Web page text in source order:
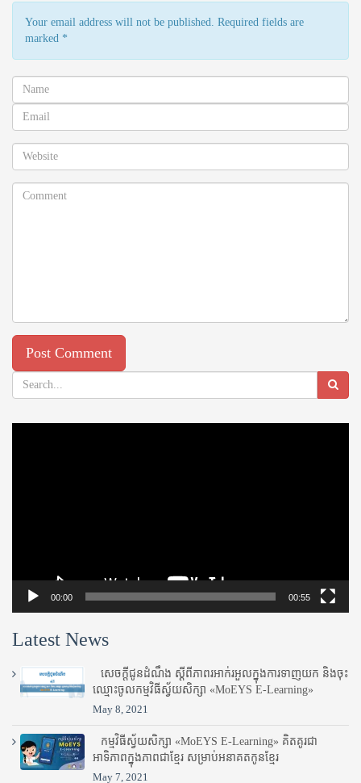
Your email address will not be published. Required fields are
marked *
00:00 00:55
Latest News
សេចក្តីជូនដំណឹង ស្តី​ពីភាព​រអាក់រអួល​ក្នុងការ​ទាញ​យក និង​ចុះ​
ឈ្មោះ​ចូល​កម្មវិធី​ស្វ័យសិក្សា «MoEYS E-Learning»
May 8, 2021
កម្មវិធីស្វ័យសិក្សា «MoEYS E-Learning» គិតគូរជា
អាទិភាពក្នុងភាពជាខ្មែរ សម្រាប់អនាគតកូនខ្មែរ
May 7, 2021